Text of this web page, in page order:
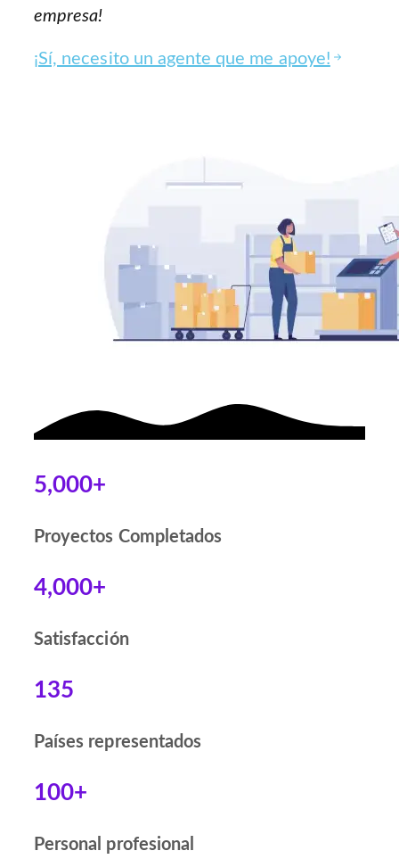
empresa!
¡Sí, necesito un agente que me apoye!
5,000+
Proyectos Completados
4,000+
Satisfacción
135
Países representados
100+
Personal profesional